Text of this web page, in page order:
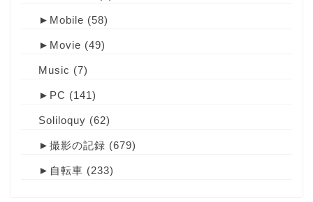
► Mobile (58)
► Movie (49)
Music (7)
► PC (141)
Soliloquy (62)
► 撮影の記録 (679)
► 自転車 (233)